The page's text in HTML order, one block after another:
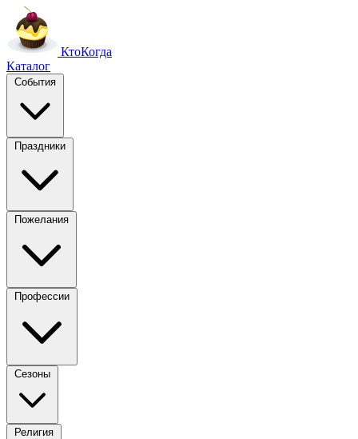
КтоКогда
Каталог
События
Праздники
Пожелания
Профессии
Сезоны
Религия